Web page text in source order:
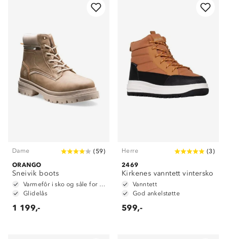
Dame (59)
ORANGO
Sneivik boots
Varmefôr i sko og såle for ekstra isolering
Glidelås
1 199,-
Herre (3)
2469
Kirkenes vanntett vintersko
Vanntett
God ankelstøtte
599,-